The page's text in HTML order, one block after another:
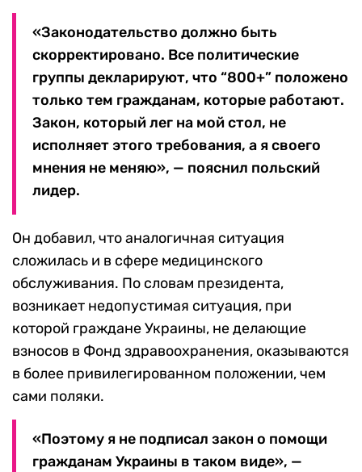
«Законодательство должно быть
скорректировано. Все политические
группы декларируют, что “800+” положено
только тем гражданам, которые работают.
Закон, который лег на мой стол, не
исполняет этого требования, а я своего
мнения не меняю», — пояснил польский
лидер.
Он добавил, что аналогичная ситуация
сложилась и в сфере медицинского
обслуживания. По словам президента,
возникает недопустимая ситуация, при
которой граждане Украины, не делающие
взносов в Фонд здравоохранения, оказываются
в более привилегированном положении, чем
сами поляки.
«Поэтому я не подписал закон о помощи
гражданам Украины в таком виде», —